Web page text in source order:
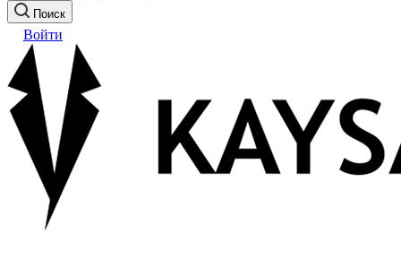
Поиск
Войти